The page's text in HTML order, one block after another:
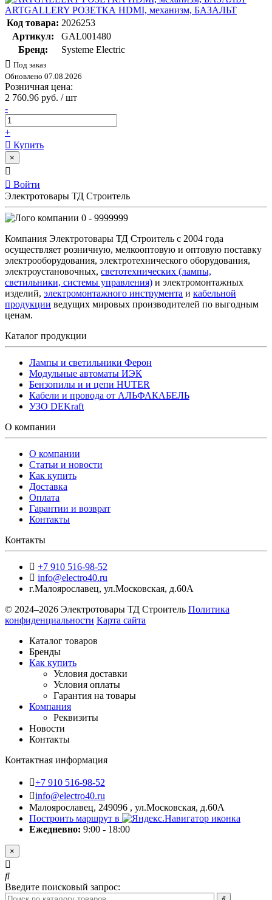
ARTGALLERY РОЗЕТКА HDMI, механизм, БАЗАЛЬТ
Код товара: 2026253
Артикул:
GAL001480
Бренд:
Systeme Electric
Под заказ
Обновлено 07.08.2026
Розничная цена:
2 760.96 руб. / шт
-
+
Купить
×
Войти
Электротовары ТД Строитель
0 - 9999999
Компания Электротовары ТД Строитель с 2004 года
осуществляет розничную, мелкооптовую и оптовую поставку
электрооборудования, электротехнического оборудования,
электроустановочных, светотехнических (лампы,
светильники, системы управления) и электромонтажных
изделий, электромонтажного инструмента и кабельной
продукции ведущих мировых производителей по выгодным
ценам.
Каталог продукции
Лампы и светильники Ферон
Модульные автоматы ИЭК
Бензопилы и и цепи HUTER
Кабели и провода от АЛЬФАКАБЕЛЬ
УЗО DEKraft
О компании
О компании
Статьи и новости
Как купить
Доставка
Оплата
Гарантии и возврат
Контакты
Контакты
+7 910 516-98-52
info@electro40.ru
г.Малоярославец, ул.Московская, д.60А
© 2024–2026 Электротовары ТД Строитель Политика
конфиденциальности Карта сайта
Каталог товаров
Бренды
Как купить
Условия доставки
Условия оплаты
Гарантия на товары
Компания
Реквизиты
Новости
Контакты
Контактная информация
+7 910 516-98-52
info@electro40.ru
Малоярославец, 249096 , ул.Московская, д.60А
Построить маршрут в
Ежедневно: 9:00 - 18:00
×
Введите поисковый запрос: